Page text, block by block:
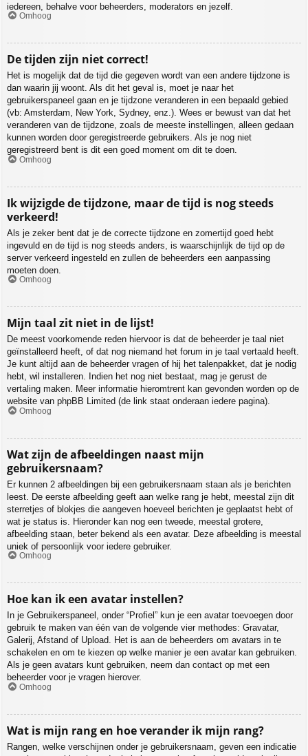
iedereen, behalve voor beheerders, moderators en jezelf.
Omhoog
De tijden zijn niet correct!
Het is mogelijk dat de tijd die gegeven wordt van een andere tijdzone is
dan waarin jij woont. Als dit het geval is, moet je naar het
gebruikerspaneel gaan en je tijdzone veranderen in een bepaald gebied
(vb: Amsterdam, New York, Sydney, enz.). Wees er bewust van dat het
veranderen van de tijdzone, zoals de meeste instellingen, alleen gedaan
kunnen worden door geregistreerde gebruikers. Als je nog niet
geregistreerd bent is dit een goed moment om dit te doen.
Omhoog
Ik wijzigde de tijdzone, maar de tijd is nog steeds
verkeerd!
Als je zeker bent dat je de correcte tijdzone en zomertijd goed hebt
ingevuld en de tijd is nog steeds anders, is waarschijnlijk de tijd op de
server verkeerd ingesteld en zullen de beheerders een aanpassing
moeten doen.
Omhoog
Mijn taal zit niet in de lijst!
De meest voorkomende reden hiervoor is dat de beheerder je taal niet
geïnstalleerd heeft, of dat nog niemand het forum in je taal vertaald heeft.
Je kunt altijd aan de beheerder vragen of hij het talenpakket, dat je nodig
hebt, wil installeren. Indien het nog niet bestaat, mag je gerust de
vertaling maken. Meer informatie hieromtrent kan gevonden worden op de
website van phpBB Limited (de link staat onderaan iedere pagina).
Omhoog
Wat zijn de afbeeldingen naast mijn
gebruikersnaam?
Er kunnen 2 afbeeldingen bij een gebruikersnaam staan als je berichten
leest. De eerste afbeelding geeft aan welke rang je hebt, meestal zijn dit
sterretjes of blokjes die aangeven hoeveel berichten je geplaatst hebt of
wat je status is. Hieronder kan nog een tweede, meestal grotere,
afbeelding staan, beter bekend als een avatar. Deze afbeelding is meestal
uniek of persoonlijk voor iedere gebruiker.
Omhoog
Hoe kan ik een avatar instellen?
In je Gebruikerspaneel, onder “Profiel” kun je een avatar toevoegen door
gebruik te maken van één van de volgende vier methodes: Gravatar,
Galerij, Afstand of Upload. Het is aan de beheerders om avatars in te
schakelen en om te kiezen op welke manier je een avatar kan gebruiken.
Als je geen avatars kunt gebruiken, neem dan contact op met een
beheerder voor je vragen hierover.
Omhoog
Wat is mijn rang en hoe verander ik mijn rang?
Rangen, welke verschijnen onder je gebruikersnaam, geven een indicatie